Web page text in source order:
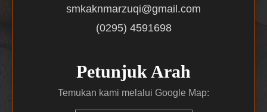
smkaknmarzuqi@gmail.com
(0295) 4591698
Petunjuk Arah
Temukan kami melalui Google Map: